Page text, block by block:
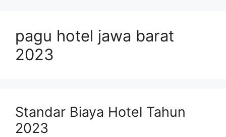
pagu hotel jawa barat
2023
Standar Biaya Hotel Tahun
2023